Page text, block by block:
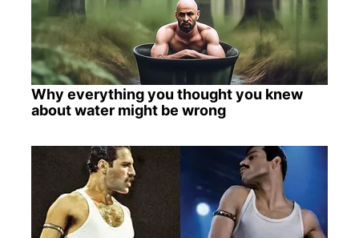
Why everything you thought you knew
about water might be wrong